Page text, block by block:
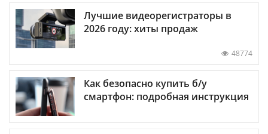
Лучшие видеорегистраторы в
2026 году: хиты продаж
48774
Как безопасно купить б/у
смартфон: подробная инструкция